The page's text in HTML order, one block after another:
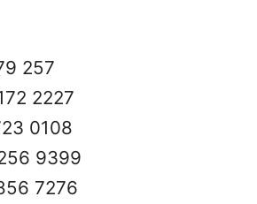
257
2227
0108
9399
7276